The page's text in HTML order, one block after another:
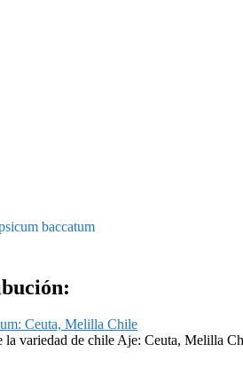
baccatum
la variedad de chile Aje: Ceuta, Melilla